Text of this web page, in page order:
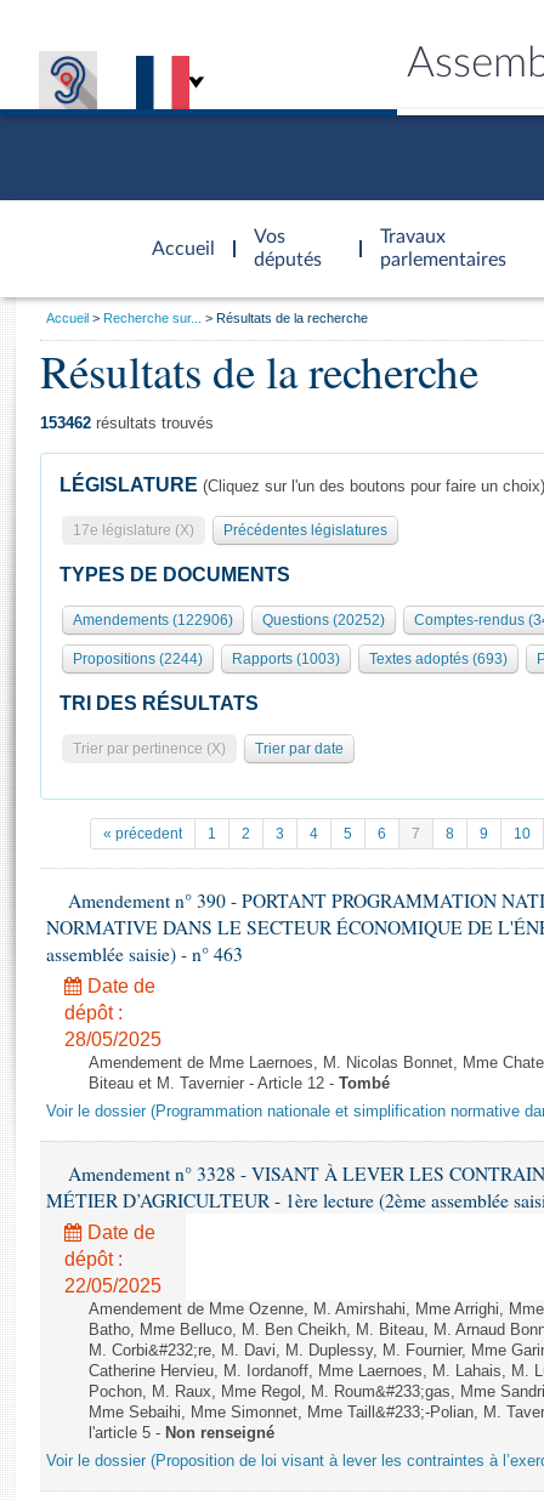
Accueil
d'accueil
Vos
députés
Travaux
parlementaires
Présidence
577 députés
Groupes politiques
Séance publique
Commissions et autres organes
Europe et International
Pétitions
Projets de loi
Propositions de loi
Amendements
Textes adoptés
Rapports d'information
Rapports d'enquête
Rapports législatifs
Baromètre de l’application des lois
Dossiers législatifs
Budget et sécurité sociale
Questions écrites et orales
Comptes rendus des débats
Général
Rôle et pouvoirs de l'Assemblée
Organisation de l'Assemblée
Présidence Conférence des Présidents Bureau Collège des
Statistiques et chiffres clés
Documents de référence
( Constitution | Règlement de l'Assemblée ... )
Juniors
Anciennes législatures
Liens vers les sites publics
Visiter l'Assemblée
Visite virtuelle du palais Bourbon
Assister à une séance
La Bibliothèque
Contacts et plan d'accès
Photos libres de droit
Vous
Accueil Recherche sur... Résultats de la recherche
Résultats de la recherche
153462 résultats trouvés
LÉGISLATURE (Cliquez sur l'un des boutons pour faire un choix)
17e législature (X) Précédentes législatures
TYPES DE DOCUMENTS
Amendements (122906) Questions (20252) Comptes-rendus
Propositions (2244) Rapports (1003) Textes adoptés (693)
TRI DES RÉSULTATS
Trier par pertinence (X) Trier par date
« précedent 1 2 3 4 5 6 7 8 9 10
Amendement n° 390 - PORTANT PROGRAMMATION
NORMATIVE DANS LE SECTEUR ÉCONOMIQUE DE
assemblée saisie) - n° 463
Date de
dépôt :
28/05/2025
Amendement de Mme Laernoes, M. Nicolas Bonnet, Mme
Biteau et M. Tavernier - Article 12 - Tombé
Voir le dossier (Programmation nationale et simplification normative
Amendement n° 3328 - VISANT À LEVER LES
MÉTIER D’AGRICULTEUR - 1ère lecture (2ème assemblée
Date de
dépôt :
22/05/2025
Amendement de Mme Ozenne, M. Amirshahi, Mme Arrighi,
Batho, Mme Belluco, M. Ben Cheikh, M. Biteau, M. Arnaud
M. Corbi&#232;re, M. Davi, M. Duplessy, M. Fournier, Mme
Catherine Hervieu, M. Iordanoff, Mme Laernoes, M. Lahais, M.
Pochon, M. Raux, Mme Regol, M. Roum&#233;gas, Mme
Mme Sebaihi, Mme Simonnet, Mme Taill&#233;-Polian, M.
l'article 5 - Non renseigné
Voir le dossier (Proposition de loi visant à lever les contraintes à